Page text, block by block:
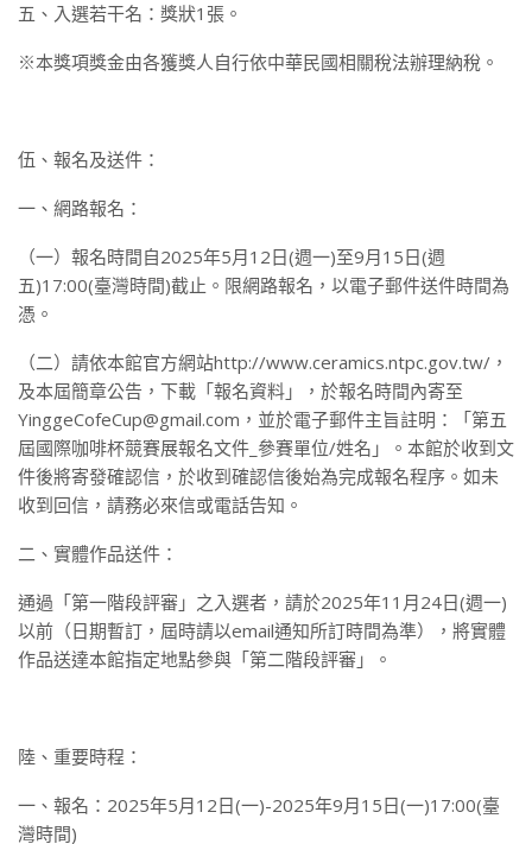
五、入選若干名：獎狀1張。
※本獎項獎金由各獲獎人自行依中華民國相關稅法辦理納稅。
伍、報名及送件：
一、網路報名：
（一）報名時間自2025年5月12日(週一)至9月15日(週
五)17:00(臺灣時間)截止。限網路報名，以電子郵件送件時間為
憑。
（二）請依本館官方網站http://www.ceramics.ntpc.gov.tw/，
及本屆簡章公告，下載「報名資料」，於報名時間內寄至
YinggeCofeCup@gmail.com，並於電子郵件主旨註明：「第五
屆國際咖啡杯競賽展報名文件_參賽單位/姓名」。本館於收到文
件後將寄發確認信，於收到確認信後始為完成報名程序。如未
收到回信，請務必來信或電話告知。
二、實體作品送件：
通過「第一階段評審」之入選者，請於2025年11月24日(週一)
以前（日期暫訂，屆時請以email通知所訂時間為準），將實體
作品送達本館指定地點參與「第二階段評審」。
陸、重要時程：
一、報名：2025年5月12日(一)-2025年9月15日(一)17:00(臺
灣時間)